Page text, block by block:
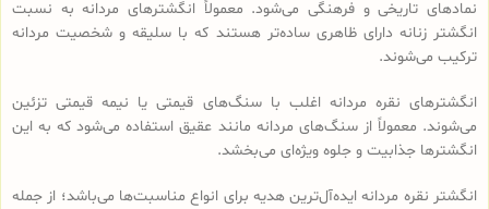
نمادهای تاریخی و فرهنگی می‌شود. معمولاً انگشترهای مردانه به نسبت
انگشتر زنانه دارای ظاهری ساده‌تر هستند که با سلیقه و شخصیت مردانه
ترکیب می‌شوند.
انگشترهای نقره مردانه اغلب با سنگ‌های قیمتی یا نیمه قیمتی تزئین
می‌شوند. معمولاً از سنگ‌های مردانه مانند عقیق استفاده می‌شود که به این
انگشترها جذابیت و جلوه ویژه‌ای می‌بخشد.
انگشتر نقره مردانه ایده‌آل‌ترین هدیه برای انواع مناسبت‌ها می‌باشد؛ از جمله